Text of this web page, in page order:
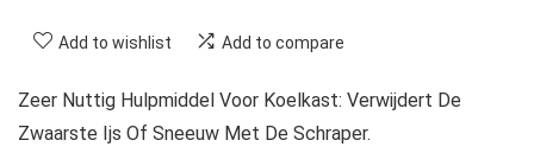
Add to wishlist Add to compare
Zeer Nuttig Hulpmiddel Voor Koelkast: Verwijdert De
Zwaarste Ijs Of Sneeuw Met De Schraper.